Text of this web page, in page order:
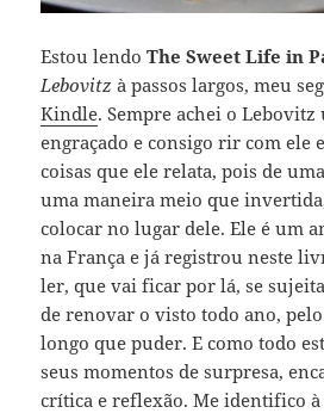
Estou lendoThe Sweet Life in
Lebovitz à passos largos, meu
Kindle. Sempre achei o
engraçado e consigo rir com ele
coisas que ele relata, pois de
uma maneira meio que
colocar no lugar dele. Ele é um
na França e já registrou neste
ler, que vai ficar por lá, se
de renovar o visto todo ano,
longo que puder. E como todo
seus momentos de surpresa,
crítica e reflexão. Me identifico